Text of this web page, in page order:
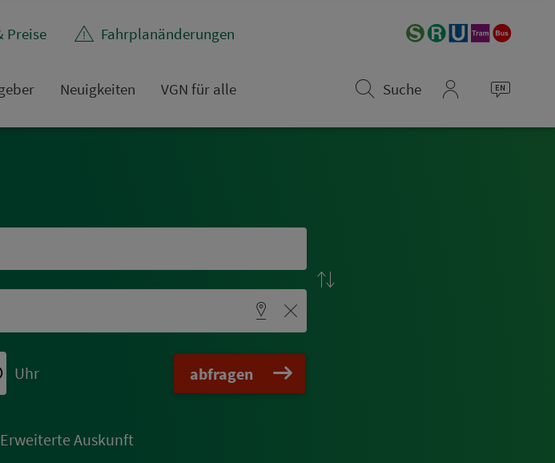
Preise Fahr­plan­ände­rungen
Neuigkeiten VGN für alle
Suche
Uhr abfragen
Erweiterte Auskunft